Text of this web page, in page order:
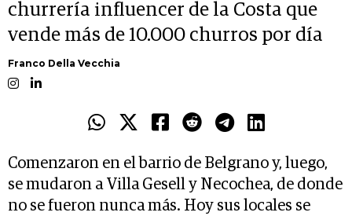
churrería influencer de la Costa que
vende más de 10.000 churros por día
Franco Della Vecchia
Comenzaron en el barrio de Belgrano y, luego,
se mudaron a Villa Gesell y Necochea, de donde
no se fueron nunca más. Hoy sus locales se